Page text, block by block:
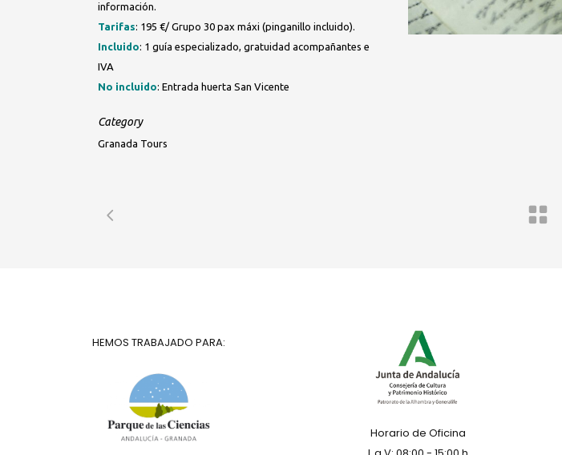
información.
Tarifas: 195 €/ Grupo 30 pax máxi (pinganillo incluido).
Incluido: 1 guía especializado, gratuidad acompañantes e
IVA
No incluido: Entrada huerta San Vicente
Category
Granada Tours
HEMOS TRABAJADO PARA:
Horario de Oficina